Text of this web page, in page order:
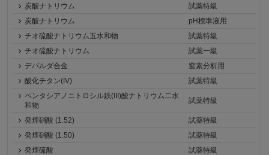
炭酸ナトリウム
試薬特級
炭酸ナトリウム
pH標準液用
チオ硫酸ナトリウム五水和物
試薬特級
チオ硫酸ナトリウム
試薬一級
デバルダ合金
窒素分析用
酸化チタン(IV)
試薬特級
ペンタシアノニトロシル鉄(III)酸ナトリウム二水
和物
試薬特級
発煙硝酸 (1.52)
試薬特級
発煙硝酸 (1.50)
試薬特級
発煙硫酸
試薬特級